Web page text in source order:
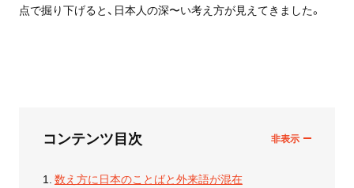
点で掘り下げると、日本人の深〜い考え方が見えてきました。
コンテンツ目次
数え方に日本のことばと外来語が混在